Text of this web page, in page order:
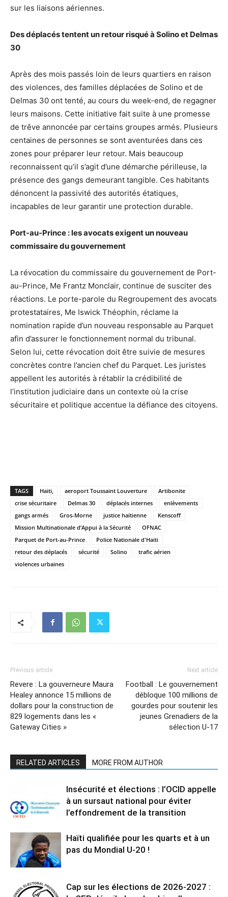
sur les liaisons aériennes.
Des déplacés tentent un retour risqué à Solino et Delmas
30
Après des mois passés loin de leurs quartiers en raison
des violences, des familles déplacées de Solino et de
Delmas 30 ont tenté, au cours du week-end, de regagner
leurs maisons. Cette initiative fait suite à une promesse
de trêve annoncée par certains groupes armés. Plusieurs
centaines de personnes se sont aventurées dans ces
zones pour préparer leur retour. Mais beaucoup
reconnaissent qu’il s’agit d’une démarche périlleuse, la
présence des gangs demeurant tangible. Ces habitants
dénoncent la passivité des autorités étatiques,
incapables de leur garantir une protection durable.
Port-au-Prince : les avocats exigent un nouveau
commissaire du gouvernement
La révocation du commissaire du gouvernement de Port-
au-Prince, Me Frantz Monclair, continue de susciter des
réactions. Le porte-parole du Regroupement des avocats
protestataires, Me Iswick Théophin, réclame la
nomination rapide d’un nouveau responsable au Parquet
afin d’assurer le fonctionnement normal du tribunal.
Selon lui, cette révocation doit être suivie de mesures
concrètes contre l’ancien chef du Parquet. Les juristes
appellent les autorités à rétablir la crédibilité de
l’institution judiciaire dans un contexte où la crise
sécuritaire et politique accentue la défiance des citoyens.
TAGS Haiti, aeroport Toussaint Louverture
Artibonite
crise sécuritaire
Delmas 30 déplacés internes
enlèvements
gangs armés
Gros-Morne justice haïtienne
Kenscoff
Mission Multinationale d’Appui à la Sécurité
OFNAC
Parquet de Port-au-Prince
Police Nationale d'Haiti
retour des déplacés
sécurité Solino
trafic aérien
violences urbaines
Previous article
Revere : La gouverneure Maura
Healey annonce 15 millions de
dollars pour la construction de
829 logements dans les «
Gateway Cities »
Next article
Football : Le gouvernement
débloque 100 millions de
gourdes pour soutenir les
jeunes Grenadiers de la
sélection U-17
RELATED ARTICLES MORE FROM AUTHOR
Insécurité et élections : l’OCID appelle
à un sursaut national pour éviter
l’effondrement de la transition
Haïti qualifiée pour les quarts et à un
pas du Mondial U-20 !
Cap sur les élections de 2026-2027 :